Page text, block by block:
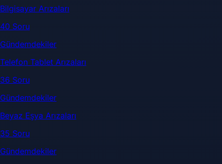
Bilgisayar Arızaları
40 Soru
Gündemdekiler
Telefon Tablet Arızaları
36 Soru
Gündemdekiler
Beyaz Eşya Arızaları
35 Soru
Gündemdekiler